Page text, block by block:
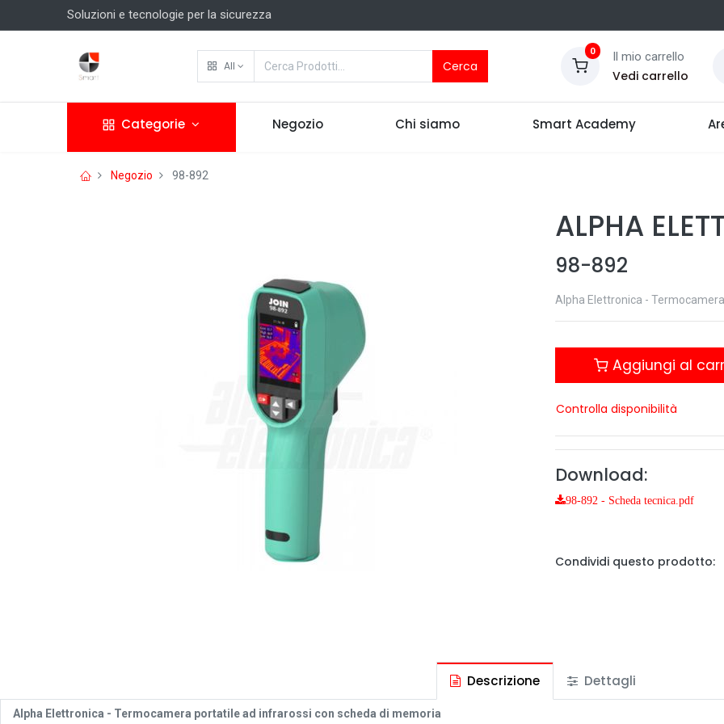
Soluzioni e tecnologie per la sicurezza
All Cerca
0 Il mio carrello
Vedi carrello
Categorie Negozio Chi siamo Smart Academy
Negozio 98-892
ALPHA
98-892
Alpha Elettronica -
Aggiungi al
Controlla disponibilità
Download:
98-892 - Scheda tecnica.pdf
Condividi questo prodotto:
Descrizione Dettagli
Alpha Elettronica - Termocamera portatile ad infrarossi con scheda di memoria